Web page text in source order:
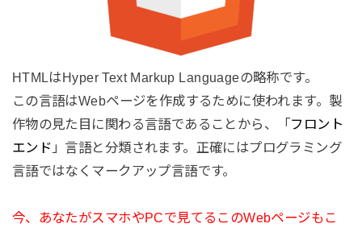
HTMLはHyper Text Markup Languageの略称です。
この言語はWebページを作成するために使われます。製
作物の見た目に関わる言語であることから、「フロント
エンド 」言語と分類されます。正確にはプログラミング
言語ではなくマークアップ言語です。
今、あなたがスマホやPCで見てるこのWebページもこ